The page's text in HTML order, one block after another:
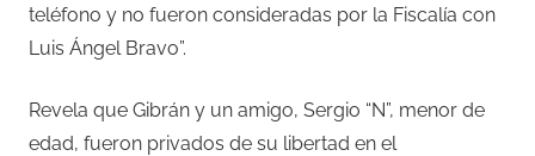
teléfono y no fueron consideradas por la Fiscalía con
Luis Ángel Bravo”.
Revela que Gibrán y un amigo, Sergio “N”, menor de
edad, fueron privados de su libertad en el